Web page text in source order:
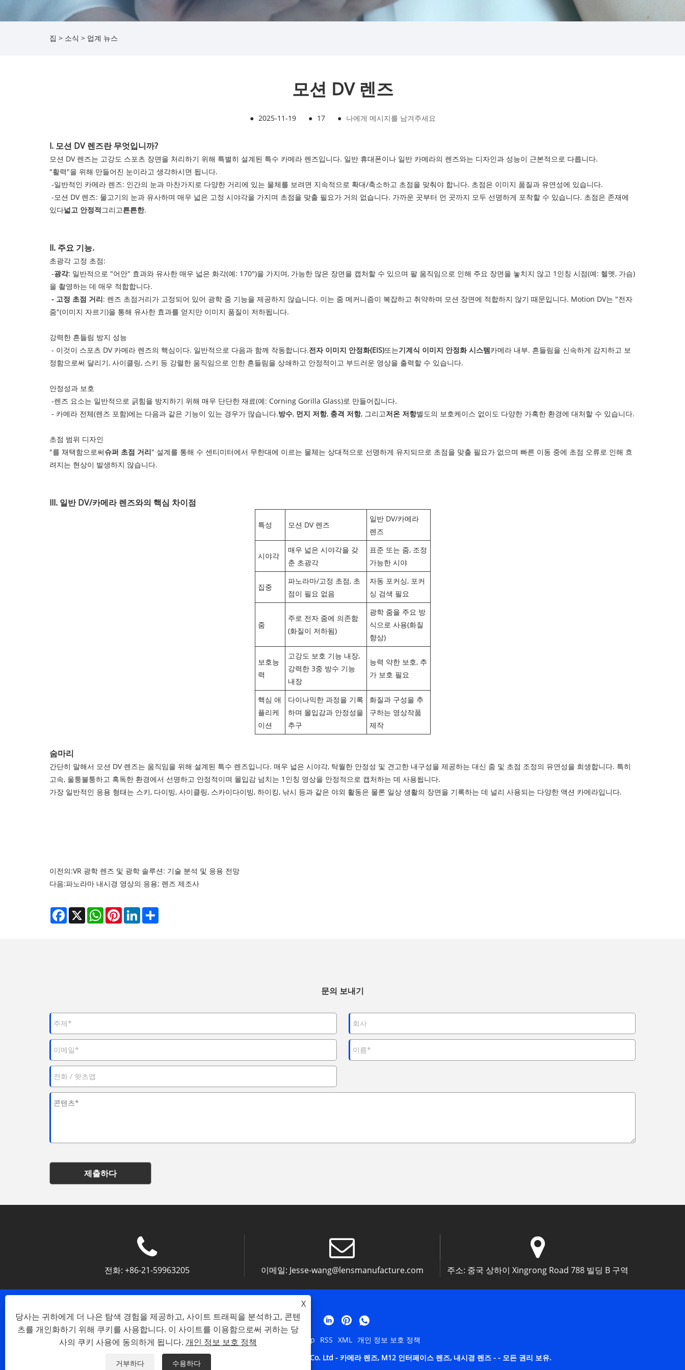
집 > 소식 > 업계 뉴스
모션 DV 렌즈
● 2025-11-19 ● 17 ● 나에게 메시지를 남겨주세요
I. 모션 DV 렌즈란 무엇입니까?
‌모션 DV 렌즈‌는 고강도 스포츠 장면을 처리하기 위해 특별히 설계된 특수 카메라 렌즈입니다. 일반 휴대폰이나 일반 카메라의 렌즈와는 디자인과 성능이 근본적으로 다릅니다.
"활력"을 위해 만들어진 눈이라고 생각하시면 됩니다.
-일반적인 카메라 렌즈: 인간의 눈과 마찬가지로 다양한 거리에 있는 물체를 보려면 지속적으로 확대/축소하고 초점을 맞춰야 합니다. 초점은 이미지 품질과 유연성에 있습니다.
-모션 DV 렌즈: 물고기의 눈과 유사하며 매우 넓은 고정 시야각을 가지며 초점을 맞출 필요가 거의 없습니다. 가까운 곳부터 먼 곳까지 모두 선명하게 포착할 수 있습니다. 초점은 존재에
있다넓고 안정적그리고튼튼한.
II. 주요 기능.
초광각 고정 초점:
-광각: 일반적으로 "어안" 효과와 유사한 매우 넓은 화각(예: 170°)을 가지며, 가능한 많은 장면을 캡처할 수 있으며 팔 움직임으로 인해 주요 장면을 놓치지 않고 1인칭 시점(예: 헬멧, 가슴)
을 촬영하는 데 매우 적합합니다.
- 고정 초점 거리: 렌즈 초점거리가 고정되어 있어 광학 줌 기능을 제공하지 않습니다. 이는 줌 메커니즘이 복잡하고 취약하며 모션 장면에 적합하지 않기 때문입니다. Motion DV는 "전자
줌"(이미지 자르기)을 통해 유사한 효과를 얻지만 이미지 품질이 저하됩니다.
강력한 흔들림 방지 성능
- 이것이 스포츠 DV 카메라 렌즈의 핵심이다. 일반적으로 다음과 함께 작동합니다.전자 이미지 안정화(EIS)또는기계식 이미지 안정화 시스템카메라 내부. 흔들림을 신속하게 감지하고 보
정함으로써 달리기, 사이클링, 스키 등 강렬한 움직임으로 인한 흔들림을 상쇄하고 안정적이고 부드러운 영상을 출력할 수 있습니다.
‌안정성과 보호‌
-렌즈 요소는 일반적으로 긁힘을 방지하기 위해 매우 단단한 재료(예: Corning Gorilla Glass)로 만들어집니다.
- 카메라 전체(렌즈 포함)에는 다음과 같은 기능이 있는 경우가 많습니다.방수, 먼지 저항, 충격 저항, 그리고저온 저항별도의 보호케이스 없이도 다양한 가혹한 환경에 대처할 수 있습니다.
초점 범위 디자인
"를 채택함으로써슈퍼 초점 거리" 설계를 통해 수 센티미터에서 무한대에 이르는 물체는 상대적으로 선명하게 유지되므로 초점을 맞출 필요가 없으며 빠른 이동 중에 초점 오류로 인해 흐
려지는 현상이 발생하지 않습니다.
III. 일반 DV/카메라 렌즈와의 핵심 차이점
특성 ‌모션 DV 렌즈
‌일반 DV/카메라
렌즈
‌시야각
매우 넓은 시야각을 갖
춘 초광각
표준 또는 줌, 조정
가능한 시야
‌집중
‌파노라마/고정 초점, 초
점이 필요 없음
자동 포커싱, 포커
싱 검색 필요
‌줌
주로 전자 줌에 의존함
(화질이 저하됨)
광학 줌을 주요 방
식으로 사용(화질
향상)
‌보호능
력
‌고강도 보호 기능 내장,
강력한 3중 방수 기능
내장
능력 약한 보호, 추
가 보호 필요
‌핵심 애
플리케
이션
‌다이나믹한 과정을 기록
하며 몰입감과 안정성을
추구
‌화질과 구성을 추
구하는 영상작품
제작
숨마리
간단히 말해서 모션 DV 렌즈는 움직임을 위해 설계된 특수 렌즈입니다. 매우 넓은 시야각, 탁월한 안정성 및 견고한 내구성을 제공하는 대신 줌 및 초점 조정의 유연성을 희생합니다. 특히
고속, 울퉁불퉁하고 혹독한 환경에서 선명하고 안정적이며 몰입감 넘치는 1인칭 영상을 안정적으로 캡처하는 데 사용됩니다.
가장 일반적인 응용 형태는 스키, 다이빙, 사이클링, 스카이다이빙, 하이킹, 낚시 등과 같은 야외 활동은 물론 일상 생활의 장면을 기록하는 데 널리 사용되는 다양한 액션 카메라입니다.
이전의:VR 광학 렌즈 및 광학 솔루션: 기술 분석 및 응용 전망
다음:파노라마 내시경 영상의 응용; 렌즈 제조사
Facebook
X WhatsAppPinterestLinkedIn
문의 보내기
제출하다
전화: +86-21-59963205 이메일: Jesse-wang@lensmanufacture.com 주소: 중국 상하이 Xingrong Road 788 빌딩 B 구역
Sitemap RSS XML 개인 정보 보호 정책
Copyright © 2023 Shanghai Silk Optical Technology Co. Ltd - 카메라 렌즈, M12 인터페이스 렌즈, 내시경 렌즈 - - 모든 권리 보유.
X
당사는 귀하에게 더 나은 탐색 경험을 제공하고, 사이트 트래픽을 분석하고, 콘텐
츠를 개인화하기 위해 쿠키를 사용합니다. 이 사이트를 이용함으로써 귀하는 당
사의 쿠키 사용에 동의하게 됩니다. 개인 정보 보호 정책
거부하다 수용하다